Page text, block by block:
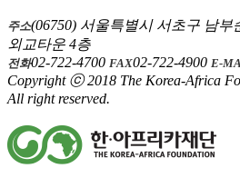
주소(06750) 서울특별시 서초구 남부
외교타운 4층
전화02-722-4700 FAX02-722-4900 E-
Copyright ⓒ 2018 The Korea-Africa
All right reserved.